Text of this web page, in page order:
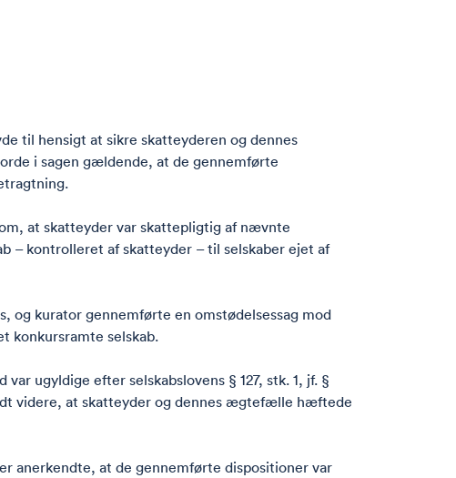
til hensigt at sikre skatteyderen og dennes
i sagen gældende, at de gennemførte
at skatteyder var skattepligtig af nævnte
– kontrolleret af skatteyder – til selskaber ejet af
og kurator gennemførte en omstødelsessag mod
konkursramte selskab.
ugyldige efter selskabslovens § 127, stk. 1, jf. §
videre, at skatteyder og dennes ægtefælle hæftede
anerkendte, at de gennemførte dispositioner var